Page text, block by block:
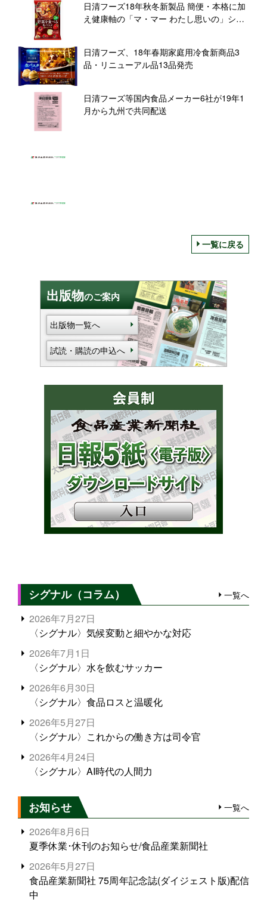
日清フーズ18年秋冬新製品 簡便・本格に加
え健康軸の「マ・マー わたし思いの」シリ
日清フーズ、18年春期家庭用冷食新商品3
品・リニューアル品13品発売
日清フーズ等国内食品メーカー6社が19年1
月から九州で共同配送
一覧に戻る
出版物のご案内
出版物一覧へ
試読・購読の申込へ
シグナル（コラム） 一覧へ
2026年7月27日
〈シグナル〉気候変動と細やかな対応
2026年7月1日
〈シグナル〉水を飲むサッカー
2026年6月30日
〈シグナル〉食品ロスと温暖化
2026年5月27日
〈シグナル〉これからの働き方は司令官
2026年4月24日
〈シグナル〉AI時代の人間力
お知らせ 一覧へ
2026年8月6日
夏季休業･休刊のお知らせ/食品産業新聞社
2026年5月27日
食品産業新聞社 75周年記念誌(ダイジェスト版)配信
中